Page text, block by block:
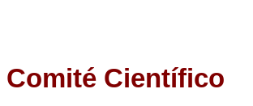
Comité Científico